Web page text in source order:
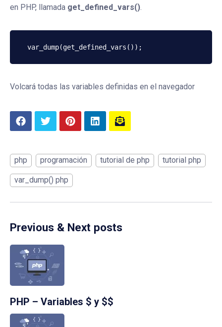
en PHP, llamada get_defined_vars().
var_dump(get_defined_vars());
Volcará todas las variables definidas en el navegador
php programación tutorial de php tutorial php
var_dump() php
Previous & Next posts
PHP – Variables $ y $$